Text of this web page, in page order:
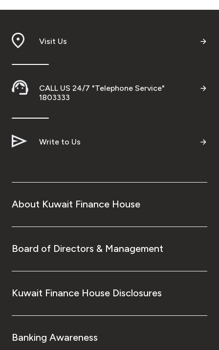
Visit Us
CALL US 24/7 "Telephone Service"
1803333
Write to Us
About Kuwait Finance House
Board of Directors & Management
Kuwait Finance House Disclosures
Banking Awareness